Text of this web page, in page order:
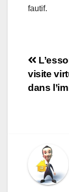
fautif.
de
visite
dans